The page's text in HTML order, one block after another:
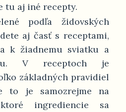
tu aj iné recepty.
podľa židovských
aj časť s receptami,
k žiadnemu sviatku a
V receptoch je
základných pravidiel
to je samozrejme na
ingrediencie sa